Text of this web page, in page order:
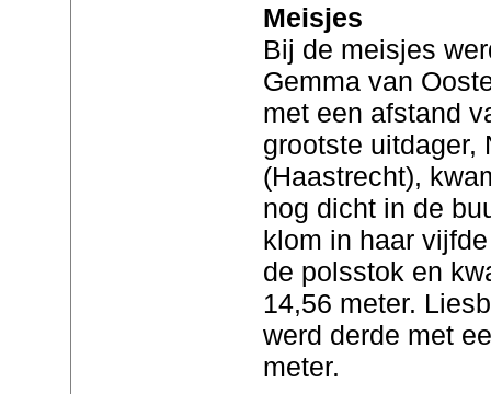
Meisjes
Bij de meisjes
Gemma van
met een afstand
grootste uitdager,
(Haastrecht),
nog dicht in de
klom in haar
de polsstok en
14,56 meter.
werd derde met
meter.